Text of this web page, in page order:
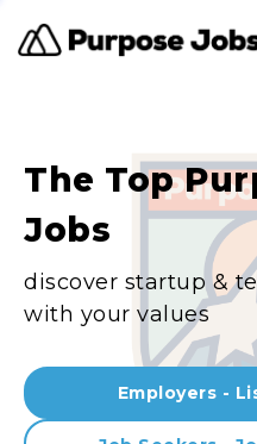
The Top
Jobs
discover startup &
with your values
Employers -